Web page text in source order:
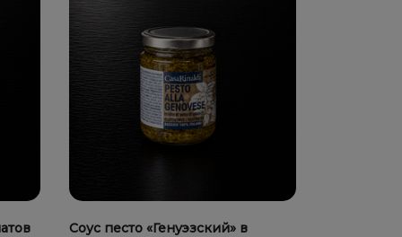
Соус песто «Генуэзский» в